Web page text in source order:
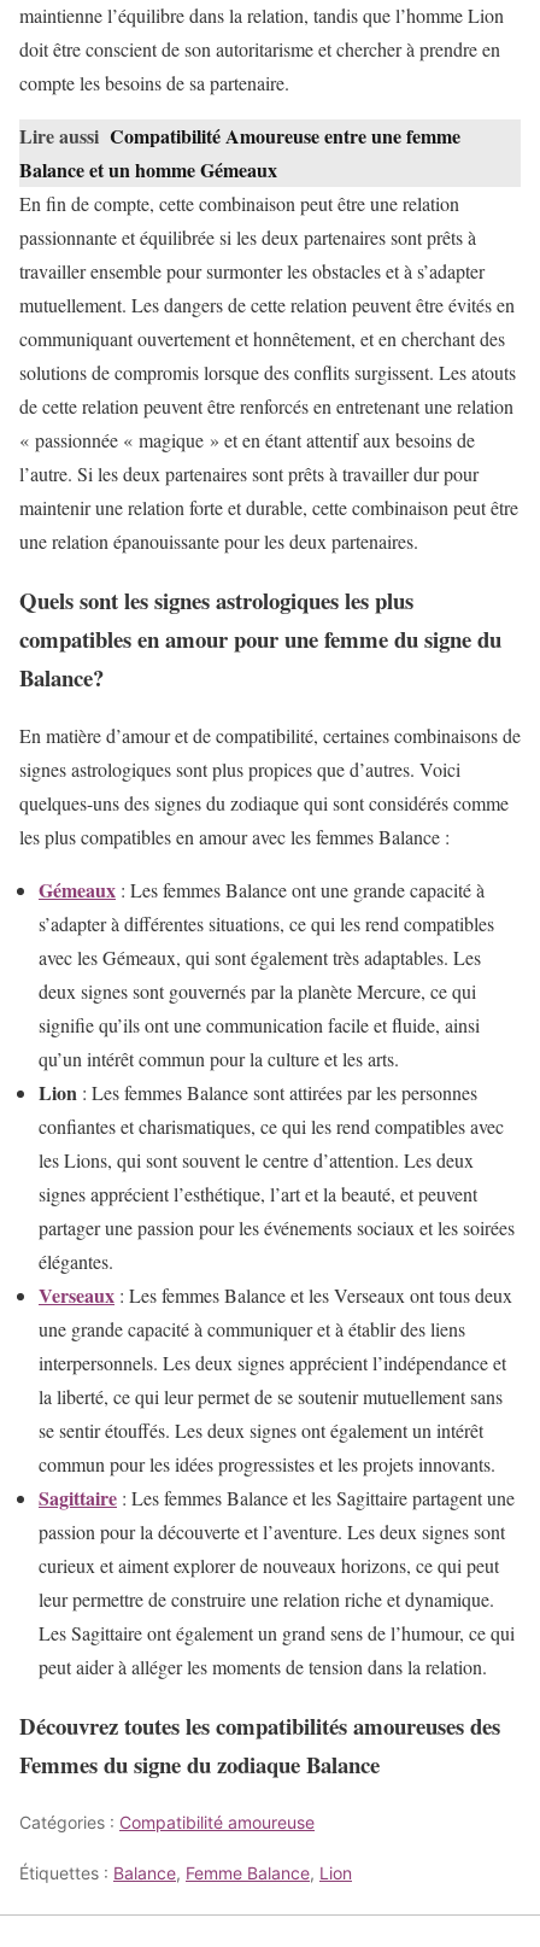
maintienne l’équilibre dans la relation, tandis que l’homme Lion
doit être conscient de son autoritarisme et chercher à prendre en
compte les besoins de sa partenaire.
Lire aussi Compatibilité Amoureuse entre une femme
Balance et un homme Gémeaux
En fin de compte, cette combinaison peut être une relation
passionnante et équilibrée si les deux partenaires sont prêts à
travailler ensemble pour surmonter les obstacles et à s’adapter
mutuellement. Les dangers de cette relation peuvent être évités en
communiquant ouvertement et honnêtement, et en cherchant des
solutions de compromis lorsque des conflits surgissent. Les atouts
de cette relation peuvent être renforcés en entretenant une relation
« passionnée « magique » et en étant attentif aux besoins de
l’autre. Si les deux partenaires sont prêts à travailler dur pour
maintenir une relation forte et durable, cette combinaison peut être
une relation épanouissante pour les deux partenaires.
Quels sont les signes astrologiques les plus
compatibles en amour pour une femme du signe du
Balance?
En matière d’amour et de compatibilité, certaines combinaisons de
signes astrologiques sont plus propices que d’autres. Voici
quelques-uns des signes du zodiaque qui sont considérés comme
les plus compatibles en amour avec les femmes Balance :
Gémeaux : Les femmes Balance ont une grande capacité à
s’adapter à différentes situations, ce qui les rend compatibles
avec les Gémeaux, qui sont également très adaptables. Les
deux signes sont gouvernés par la planète Mercure, ce qui
signifie qu’ils ont une communication facile et fluide, ainsi
qu’un intérêt commun pour la culture et les arts.
Lion : Les femmes Balance sont attirées par les personnes
confiantes et charismatiques, ce qui les rend compatibles avec
les Lions, qui sont souvent le centre d’attention. Les deux
signes apprécient l’esthétique, l’art et la beauté, et peuvent
partager une passion pour les événements sociaux et les soirées
élégantes.
Verseaux : Les femmes Balance et les Verseaux ont tous deux
une grande capacité à communiquer et à établir des liens
interpersonnels. Les deux signes apprécient l’indépendance et
la liberté, ce qui leur permet de se soutenir mutuellement sans
se sentir étouffés. Les deux signes ont également un intérêt
commun pour les idées progressistes et les projets innovants.
Sagittaire : Les femmes Balance et les Sagittaire partagent une
passion pour la découverte et l’aventure. Les deux signes sont
curieux et aiment explorer de nouveaux horizons, ce qui peut
leur permettre de construire une relation riche et dynamique.
Les Sagittaire ont également un grand sens de l’humour, ce qui
peut aider à alléger les moments de tension dans la relation.
Découvrez toutes les compatibilités amoureuses des
Femmes du signe du zodiaque Balance
Catégories : Compatibilité amoureuse
Étiquettes : Balance, Femme Balance, Lion